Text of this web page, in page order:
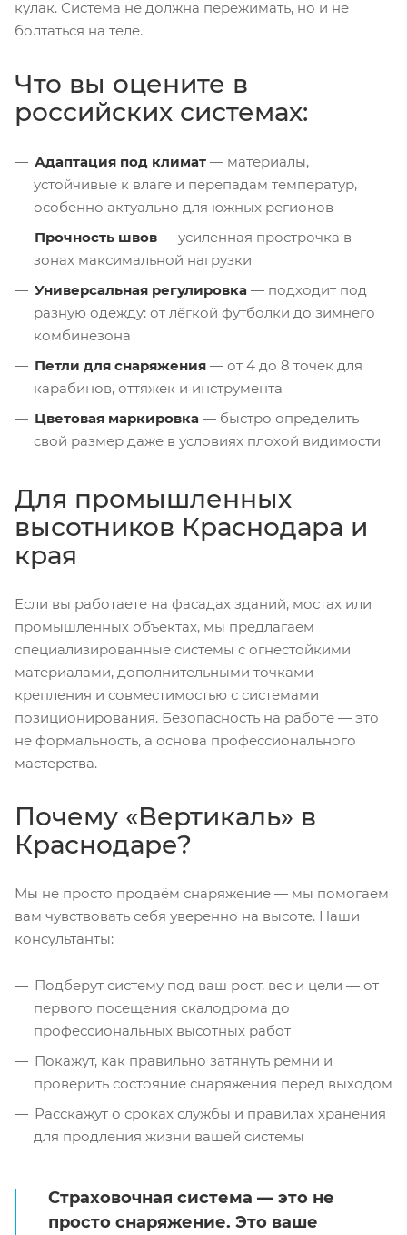
кулак. Система не должна пережимать, но и не
болтаться на теле.
Что вы оцените в
российских системах:
Адаптация под климат — материалы,
устойчивые к влаге и перепадам температур,
особенно актуально для южных регионов
Прочность швов — усиленная прострочка в
зонах максимальной нагрузки
Универсальная регулировка — подходит под
разную одежду: от лёгкой футболки до зимнего
комбинезона
Петли для снаряжения — от 4 до 8 точек для
карабинов, оттяжек и инструмента
Цветовая маркировка — быстро определить
свой размер даже в условиях плохой видимости
Для промышленных
высотников Краснодара и
края
Если вы работаете на фасадах зданий, мостах или
промышленных объектах, мы предлагаем
специализированные системы с огнестойкими
материалами, дополнительными точками
крепления и совместимостью с системами
позиционирования. Безопасность на работе — это
не формальность, а основа профессионального
мастерства.
Почему «Вертикаль» в
Краснодаре?
Мы не просто продаём снаряжение — мы помогаем
вам чувствовать себя уверенно на высоте. Наши
консультанты:
Подберут систему под ваш рост, вес и цели — от
первого посещения скалодрома до
профессиональных высотных работ
Покажут, как правильно затянуть ремни и
проверить состояние снаряжения перед выходом
Расскажут о сроках службы и правилах хранения
для продления жизни вашей системы
Страховочная система — это не
просто снаряжение. Это ваше